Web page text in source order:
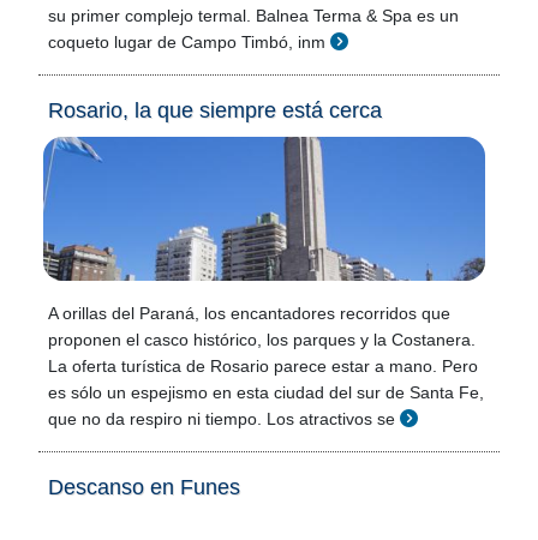
su primer complejo termal. Balnea Terma & Spa es un
coqueto lugar de Campo Timbó, inm
Rosario, la que siempre está cerca
A orillas del Paraná, los encantadores recorridos que
proponen el casco histórico, los parques y la Costanera.
La oferta turística de Rosario parece estar a mano. Pero
es sólo un espejismo en esta ciudad del sur de Santa Fe,
que no da respiro ni tiempo. Los atractivos se
Descanso en Funes